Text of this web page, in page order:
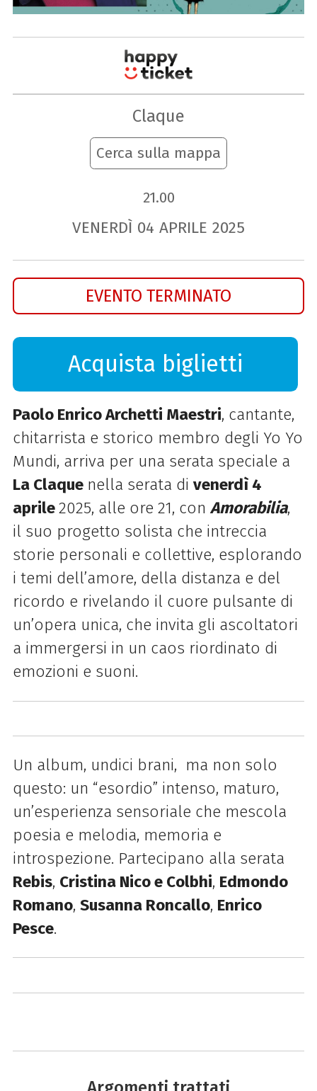
Claque
Cerca sulla mappa
21.00
VENERDÌ 04 APRILE 2025
EVENTO TERMINATO
Acquista biglietti
Paolo Enrico Archetti Maestri, cantante,
chitarrista e storico membro degli Yo Yo
Mundi, arriva per una serata speciale a
La Claque nella serata di venerdì 4
aprile2025, alle ore 21, con Amorabilia,
il suo progetto solista che intreccia
storie personali e collettive, esplorando
i temi dell’amore, della distanza e del
ricordo e rivelando il cuore pulsante di
un’opera unica, che invita gli ascoltatori
a immergersi in un caos riordinato di
emozioni e suoni.
Un album, undici brani, ma non solo
questo: un “esordio” intenso, maturo,
un’esperienza sensoriale che mescola
poesia e melodia, memoria e
introspezione. Partecipano alla serata
Rebis, Cristina Nico e Colbhi, Edmondo
Romano, Susanna Roncallo, Enrico
Pesce.